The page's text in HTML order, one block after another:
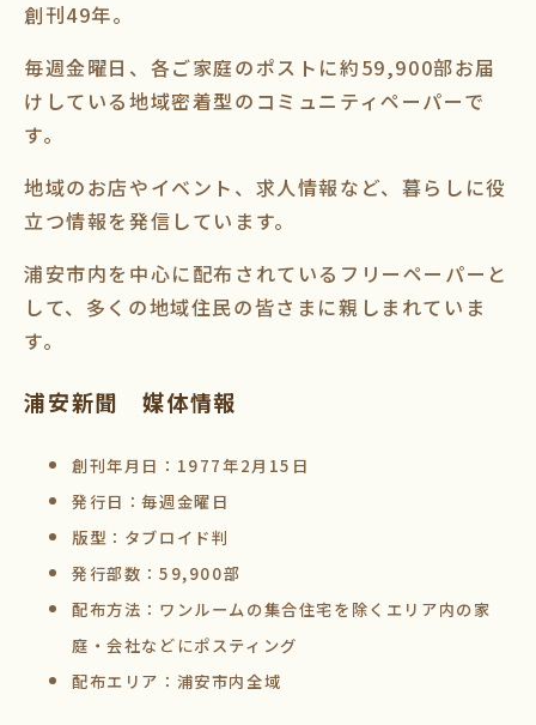
創刊49年。
毎週金曜日、各ご家庭のポストに約59,900部お届
けしている地域密着型のコミュニティペーパーで
す。
地域のお店やイベント、求人情報など、暮らしに役
立つ情報を発信しています。
浦安市内を中心に配布されているフリーペーパーと
して、多くの地域住民の皆さまに親しまれていま
す。
浦安新聞 媒体情報
創刊年月日：1977年2月15日
発行日：毎週金曜日
版型：タブロイド判
発行部数：59,900部
配布方法：ワンルームの集合住宅を除くエリア内の家
庭・会社などにポスティング
配布エリア：浦安市内全域